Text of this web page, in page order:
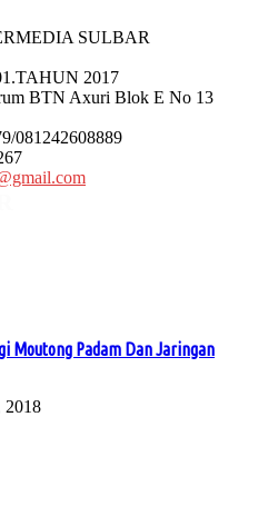
SULBAR
2017
BTN Axuri Blok E No 13
081242608889
Moutong Padam Dan Jaringan
2018